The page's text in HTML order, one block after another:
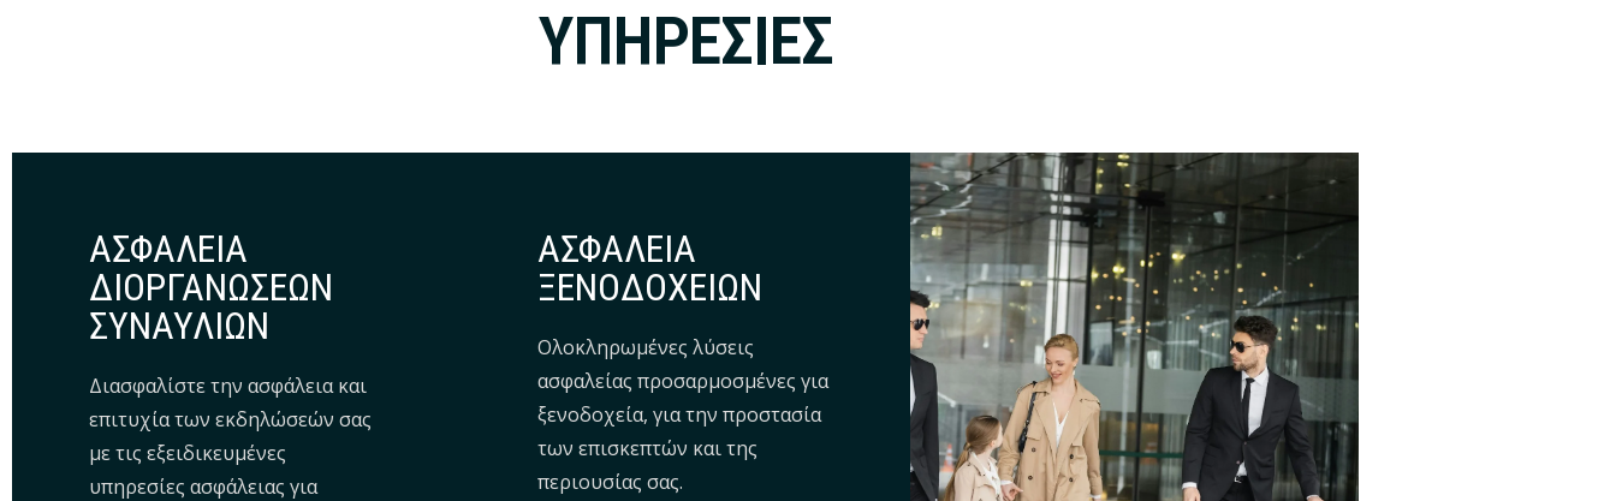
ΥΠΗΡΕΣIΕΣ
ΑΣΦAΛΕΙΑ
ΔΙΟΡΓΑΝΩΣΕΩΝ
ΣΥΝΑΥΛΙΩΝ
Διασφαλίστε την ασφάλεια και
επιτυχία των εκδηλώσεών σας
με τις εξειδικευμένες
υπηρεσίες ασφάλειας για
ΑΣΦΑΛΕΙΑ
ΞΕΝΟΔΟΧΕΙΩΝ
Ολοκληρωμένες λύσεις
ασφαλείας προσαρμοσμένες για
ξενοδοχεία, για την προστασία
των επισκεπτών και της
περιουσίας σας.